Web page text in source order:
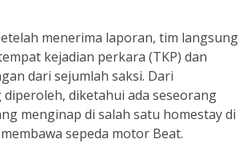
menerima laporan, tim langsung
kejadian perkara (TKP) dan
dari sejumlah saksi. Dari
diketahui ada seseorang
menginap di salah satu homestay di
sepeda motor Beat.